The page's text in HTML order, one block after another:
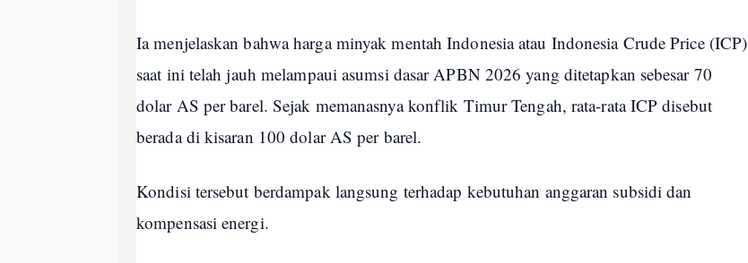
Ia menjelaskan bahwa harga minyak mentah Indonesia atau Indonesia Crude Price (ICP)
saat ini telah jauh melampaui asumsi dasar APBN 2026 yang ditetapkan sebesar 70
dolar AS per barel. Sejak memanasnya konflik Timur Tengah, rata-rata ICP disebut
berada di kisaran 100 dolar AS per barel.
Kondisi tersebut berdampak langsung terhadap kebutuhan anggaran subsidi dan
kompensasi energi.